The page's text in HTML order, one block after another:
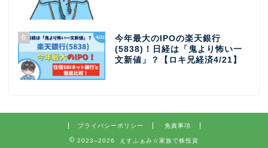
6
今年最大のIPOの楽天銀行
(5838)！日経は「鬼より怖い一
文新値」？【ロキ兄経済4/21】
プライバシーポリシー 免責事項
2023–2026 えすふぁみ☆家族で株投資